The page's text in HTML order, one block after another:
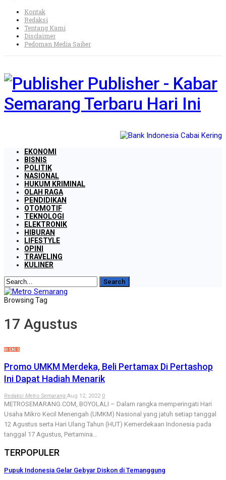
Kontak
Redaksi
Tentang Kami
Disclaimer
Pedoman Media Saiber
Publisher - Kabar
Semarang Terbaru Hari Ini
EKONOMI
BISNIS
POLITIK
NASIONAL
HUKUM KRIMINAL
OLAH RAGA
PENDIDIKAN
OTOMOTIF
TEKNOLOGI
ELEKTRONIK
HIBURAN
LIFESTYLE
OPINI
TRAVELING
KULINER
Browsing Tag
17 Agustus
BISNIS
Promo UMKM Merdeka, Beli Pertamax Di Pertashop
Ini Dapat Hadiah Menarik
Redaksi Metro Semarang Aug 12, 2022 0
METROSEMARANG.COM, BOYOLALI – Dalam rangka memperingati Hari
Usaha Mikro Kecil Menengah (UMKM) Nasional yang jatuh setiap tanggal
12 Agustus serta Hari Ulang Tahun (HUT) Kemerdekaan Indonesia pada
tanggal 17 Agustus, Pertamina…
TERPOPULER
Pupuk Indonesia Gelar Gebyar Diskon di Temanggung